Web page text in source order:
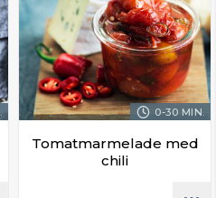
0-30 MIN.
Tomatmarmelade med
chili